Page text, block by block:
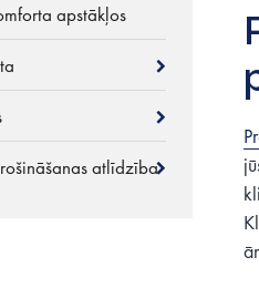
apstākļos
atlīdzība